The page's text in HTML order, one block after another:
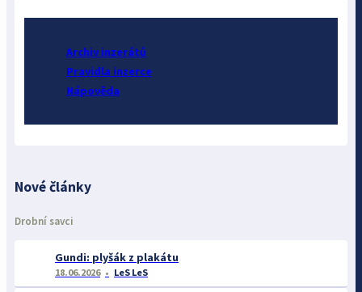
Archiv inzerátů
Pravidla inzerce
Nápověda
Nové články
Drobní savci
Gundi: plyšák z plakátu
18.06.2026 LeS LeS